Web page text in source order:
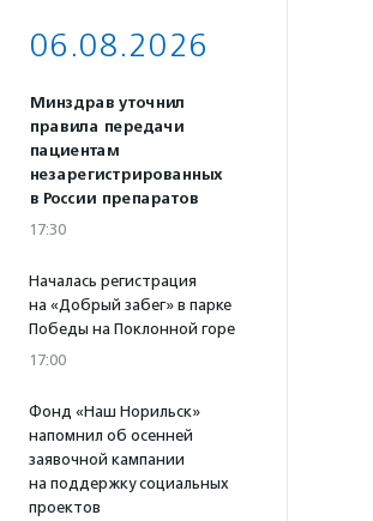
06.08.2026
Минздрав уточнил
правила передачи
пациентам
незарегистрированных
в России препаратов
17:30
Началась регистрация
на «Добрый забег» в парке
Победы на Поклонной горе
17:00
Фонд «Наш Норильск»
напомнил об осенней
заявочной кампании
на поддержку социальных
проектов